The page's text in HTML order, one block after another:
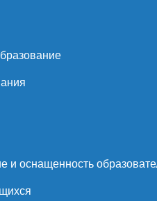
и оснащенность